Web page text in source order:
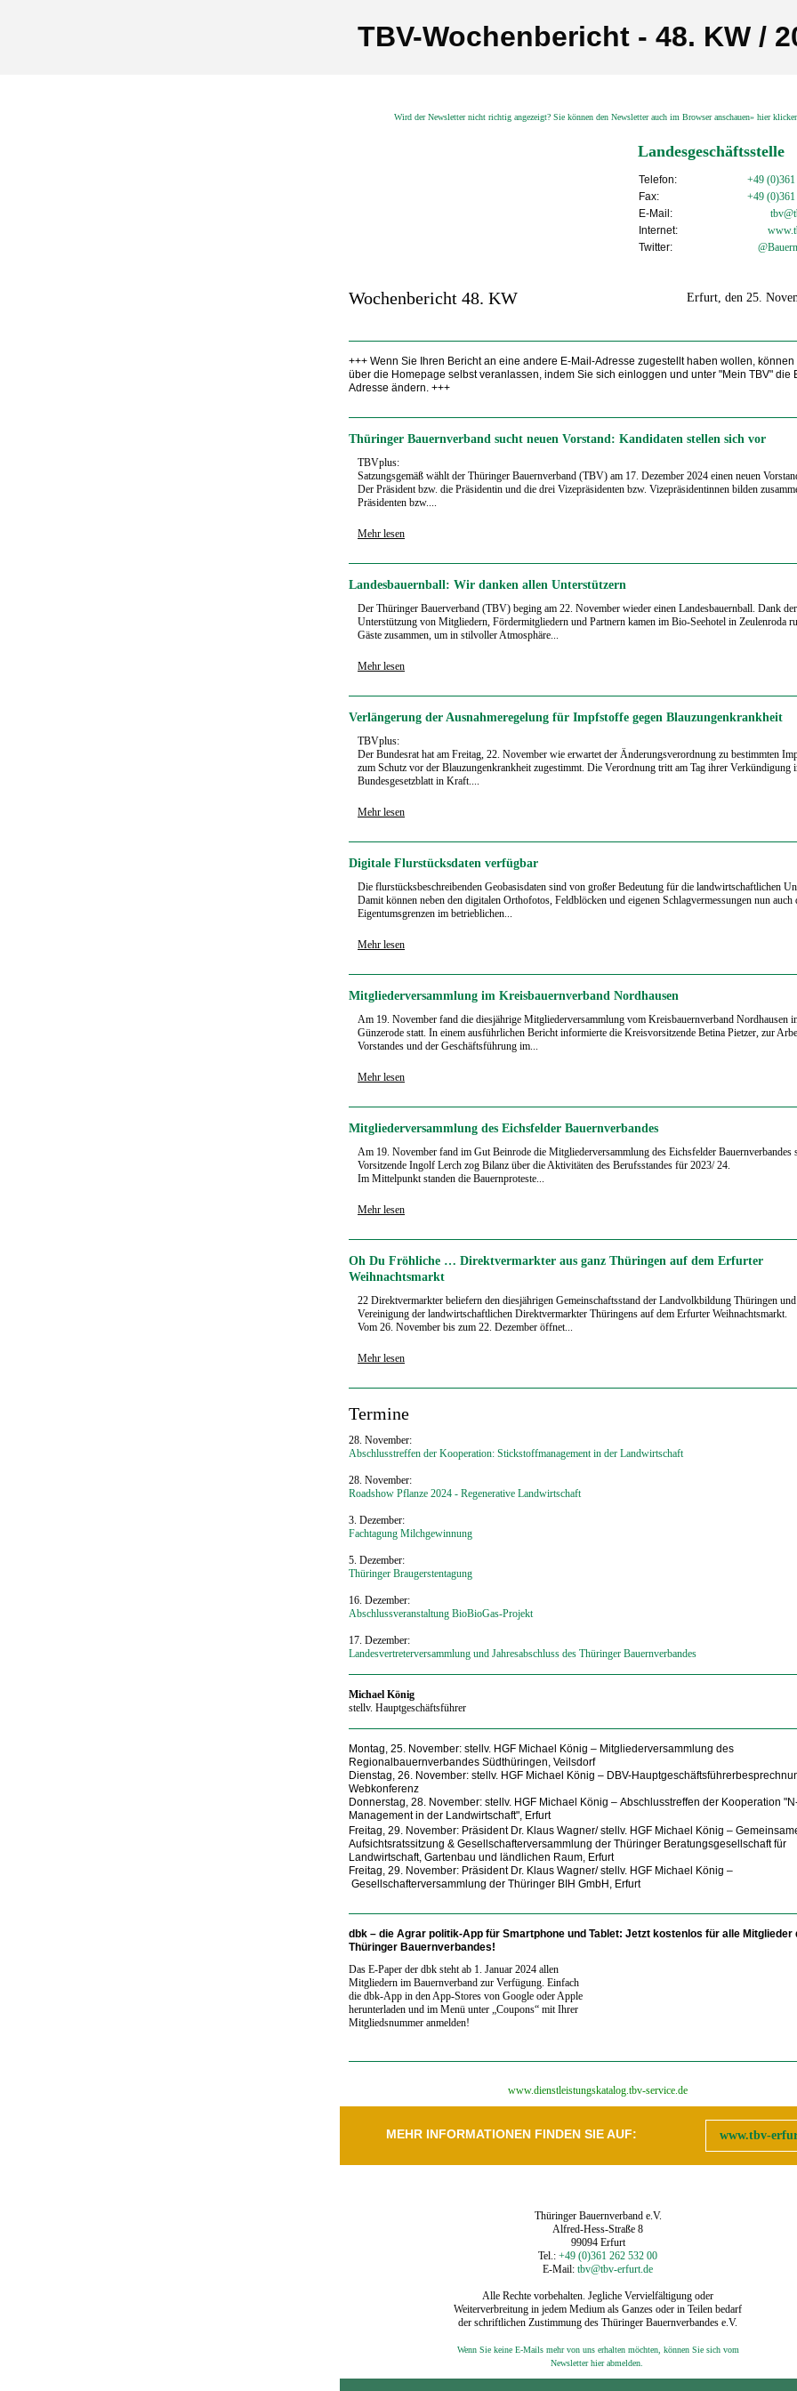
TBV-Wochenbericht - 48. KW /
Wird der Newsletter nicht richtig angezeigt? Sie können den Newsletter auch im Browser anschauen» hier
Landesgeschäftsstelle
Telefon:
+49
Fax:
+49
E-Mail:
Internet:
Twitter:
Wochenbericht 48. KW Erfurt, den 25.
+++ Wenn Sie Ihren Bericht an eine andere E-Mail-Adresse zugestellt haben wollen, können
über die Homepage selbst veranlassen, indem Sie sich einloggen und unter "Mein TBV" die
Adresse ändern. +++
Thüringer Bauernverband sucht neuen Vorstand: Kandidaten stellen sich vor
TBVplus:
Satzungsgemäß wählt der Thüringer Bauernverband (TBV) am 17. Dezember 2024 einen neuen
Der Präsident bzw. die Präsidentin und die drei Vizepräsidenten bzw. Vizepräsidentinnen bilden
Präsidenten bzw....
Mehr lesen
Landesbauernball: Wir danken allen Unterstützern
Der Thüringer Bauerverband (TBV) beging am 22. November wieder einen Landesbauernball. Dank der
Unterstützung von Mitgliedern, Fördermitgliedern und Partnern kamen im Bio-Seehotel in Zeulenroda
Gäste zusammen, um in stilvoller Atmosphäre...
Mehr lesen
Verlängerung der Ausnahmeregelung für Impfstoffe gegen Blauzungenkrankheit
TBVplus:
Der Bundesrat hat am Freitag, 22. November wie erwartet der Änderungsverordnung zu bestimmten
zum Schutz vor der Blauzungenkrankheit zugestimmt. Die Verordnung tritt am Tag ihrer Verkündigung
Bundesgesetzblatt in Kraft....
Mehr lesen
Digitale Flurstücksdaten verfügbar
Die flurstücksbeschreibenden Geobasisdaten sind von großer Bedeutung für die landwirtschaftlichen
Damit können neben den digitalen Orthofotos, Feldblöcken und eigenen Schlagvermessungen nun auch
Eigentumsgrenzen im betrieblichen...
Mehr lesen
Mitgliederversammlung im Kreisbauernverband Nordhausen
Am 19. November fand die diesjährige Mitgliederversammlung vom Kreisbauernverband Nordhausen
Günzerode statt. In einem ausführlichen Bericht informierte die Kreisvorsitzende Betina Pietzer, zur
Vorstandes und der Geschäftsführung im...
Mehr lesen
Mitgliederversammlung des Eichsfelder Bauernverbandes
Am 19. November fand im Gut Beinrode die Mitgliederversammlung des Eichsfelder Bauernverbandes
Vorsitzende Ingolf Lerch zog Bilanz über die Aktivitäten des Berufsstandes für 2023/ 24.
Im Mittelpunkt standen die Bauernproteste...
Mehr lesen
Oh Du Fröhliche … Direktvermarkter aus ganz Thüringen auf dem Erfurter
Weihnachtsmarkt
22 Direktvermarkter beliefern den diesjährigen Gemeinschaftsstand der Landvolkbildung Thüringen
Vereinigung der landwirtschaftlichen Direktvermarkter Thüringens auf dem Erfurter Weihnachtsmarkt.
Vom 26. November bis zum 22. Dezember öffnet...
Mehr lesen
Termine
28. November:
Abschlusstreffen der Kooperation: Stickstoffmanagement in der Landwirtschaft
28. November:
Roadshow Pflanze 2024 - Regenerative Landwirtschaft
3. Dezember:
Fachtagung Milchgewinnung
5. Dezember:
Thüringer Braugerstentagung
16. Dezember:
Abschlussveranstaltung BioBioGas-Projekt
17. Dezember:
Landesvertreterversammlung und Jahresabschluss des Thüringer Bauernverbandes
Michael König
stellv. Hauptgeschäftsführer
Montag, 25. November: stellv. HGF Michael König – Mitgliederversammlung des
Regionalbauernverbandes Südthüringen, Veilsdorf
Dienstag, 26. November: stellv. HGF Michael König – DBV-
Webkonferenz
Donnerstag, 28. November: stellv. HGF Michael König – Abschlusstreffen der Kooperation
Management in der Landwirtschaft", Erfurt
Freitag, 29. November: Präsident Dr. Klaus Wagner/ stellv. HGF Michael König –
Aufsichtsratssitzung & Gesellschafterversammlung der Thüringer Beratungsgesellschaft für
Landwirtschaft, Gartenbau und ländlichen Raum, Erfurt
Freitag, 29. November: Präsident Dr. Klaus Wagner/ stellv. HGF Michael König –
Gesellschafterversammlung der Thüringer BIH GmbH, Erfurt
dbk – die Agrar politik-App für Smartphone und Tablet: Jetzt kostenlos für alle Mitglieder
Thüringer Bauernverbandes!
Das E-Paper der dbk steht ab 1. Januar 2024 allen
Mitgliedern im Bauernverband zur Verfügung. Einfach
die dbk-App in den App-Stores von Google oder Apple
herunterladen und im Menü unter „Coupons“ mit Ihrer
Mitgliedsnummer anmelden!
‍www.dienstleistungskatalog.tbv-service.de
MEHR INFORMATIONEN FINDEN SIE AUF: www.tbv-
Thüringer Bauernverband e.V.
Alfred-Hess-Straße 8
99094 Erfurt
Tel.: +49 (0)361 262 532 00
E-Mail: tbv@tbv-erfurt.de
Alle Rechte vorbehalten. Jegliche Vervielfältigung oder
Weiterverbreitung in jedem Medium als Ganzes oder in Teilen bedarf
der schriftlichen Zustimmung des Thüringer Bauernverbandes e.V.
Wenn Sie keine E-Mails mehr von uns erhalten möchten, können Sie sich vom
Newsletter hier abmelden.